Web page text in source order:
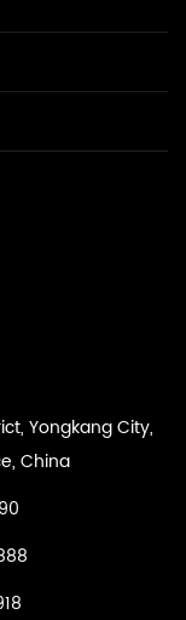
Yongkang City,
China